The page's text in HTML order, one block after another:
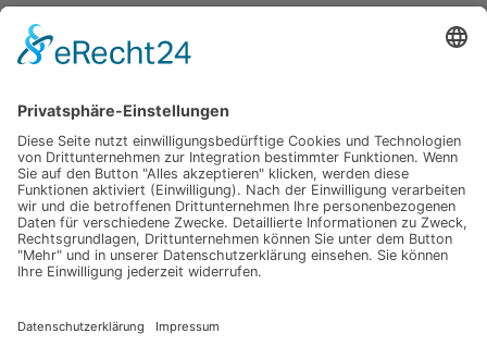
Hochzeit am Gardasee auf einer Segelyacht
Impressum
Werbung
About
Einsendung
AGB
Datenschutzerklärung